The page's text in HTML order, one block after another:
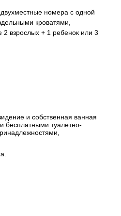
номера с одной
кроватями,
взрослых + 1 ребенок или 3
и собственная ванная
бесплатными туалетно-